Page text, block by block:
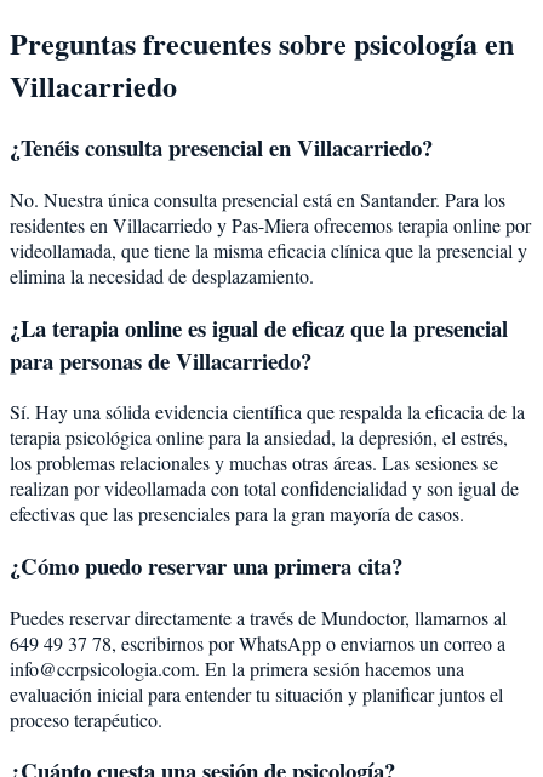
Preguntas frecuentes sobre psicología en
Villacarriedo
¿Tenéis consulta presencial en Villacarriedo?
No. Nuestra única consulta presencial está en Santander. Para los
residentes en Villacarriedo y Pas-Miera ofrecemos terapia online por
videollamada, que tiene la misma eficacia clínica que la presencial y
elimina la necesidad de desplazamiento.
¿La terapia online es igual de eficaz que la presencial
para personas de Villacarriedo?
Sí. Hay una sólida evidencia científica que respalda la eficacia de la
terapia psicológica online para la ansiedad, la depresión, el estrés,
los problemas relacionales y muchas otras áreas. Las sesiones se
realizan por videollamada con total confidencialidad y son igual de
efectivas que las presenciales para la gran mayoría de casos.
¿Cómo puedo reservar una primera cita?
Puedes reservar directamente a través de Mundoctor, llamarnos al
649 49 37 78, escribirnos por WhatsApp o enviarnos un correo a
info@ccrpsicologia.com. En la primera sesión hacemos una
evaluación inicial para entender tu situación y planificar juntos el
proceso terapéutico.